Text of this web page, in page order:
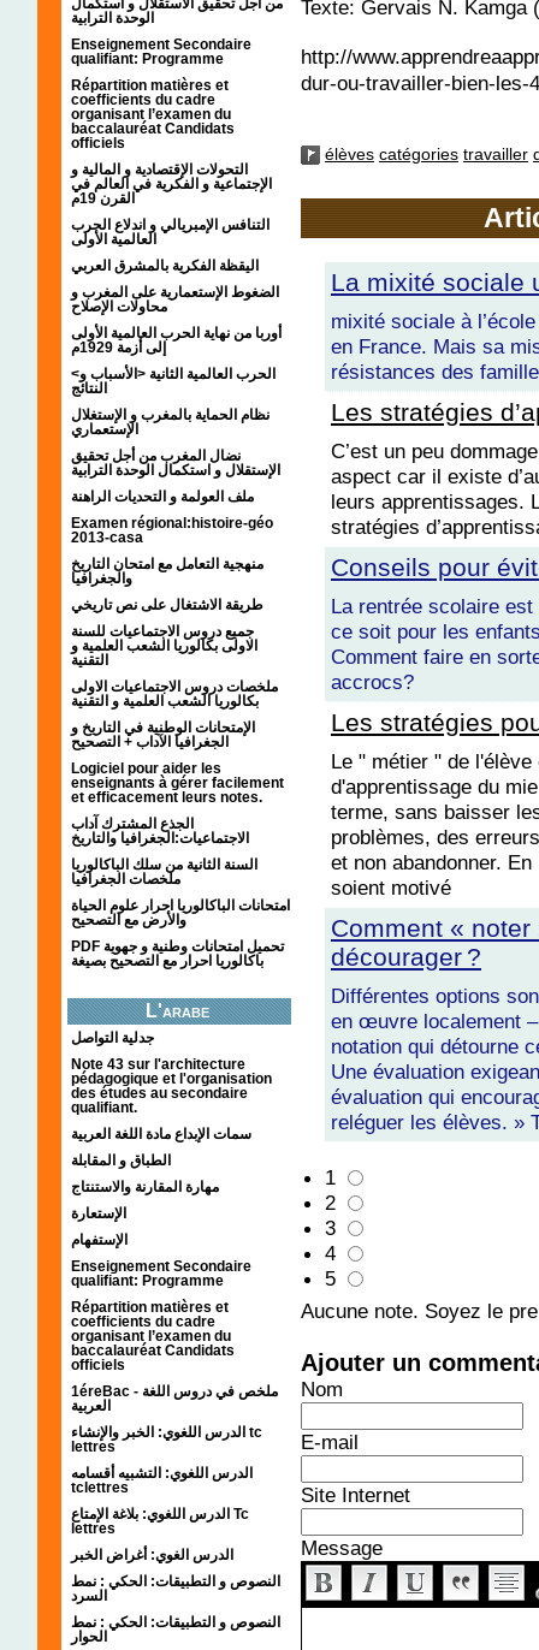
من أجل تحقيق الاستقلال و استكمال
الوحدة الترابية
Enseignement Secondaire
qualifiant: Programme
Répartition matières et
coefficients du cadre
organisant l’examen du
baccalauréat Candidats
officiels
التحولات الإقتصادية و المالية و
الإجتماعية و الفكرية في العالم في
القرن 19م
التنافس الإمبريالي و اندلاع الحرب
العالمية الأولى
اليقظة الفكرية بالمشرق العربي
الضغوط الإستعمارية على المغرب و
محاولات الإصلاح
أوربا من نهاية الحرب العالمية الأولى
إلى أزمة 1929م
<الحرب العالمية الثانية <الأسباب و
النتائج
نظام الحماية بالمغرب و الإستغلال
الإستعماري
نضال المغرب من أجل تحقيق
الإستقلال و استكمال الوحدة الترابية
ملف العولمة و التحديات الراهنة
Examen régional:histoire-géo
2013-casa
منهجية التعامل مع امتحان التاريخ
والجغرافيا
طريقة الاشتغال على نص تاريخي
جميع دروس الاجتماعيات للسنة
الاولى بكالوريا الشعب العلمية و
التقنية
ملخصات دروس الاجتماعيات الاولى
بكالوريا الشعب العلمية و التقنية
الإمتحانات الوطنية في التاريخ و
الجغرافيا الآداب + التصحيح
Logiciel pour aider les
enseignants à gérer facilement
et efficacement leurs notes.
الجذع المشترك آداب
الاجتماعيات:الجغرافيا والتاريخ
السنة الثانية من سلك الباكالوريا
ملخصات الجغرافيا
امتحانات الباكالوريا احرار علوم الحياة
والأرض مع التصحيح
PDF تحميل امتحانات وطنية و جهوية
باكالوريا احرار مع التصحيح بصيغة
L'arabe
جدلية التواصل
Note 43 sur l'architecture
pédagogique et l'organisation
des études au secondaire
qualifiant.
سمات الإبداع مادة اللغة العربية
الطباق و المقابلة
مهارة المقارنة والاستنتاج
الإستعارة
الإستفهام
Enseignement Secondaire
qualifiant: Programme
Répartition matières et
coefficients du cadre
organisant l’examen du
baccalauréat Candidats
officiels
1éreBac - ملخص في دروس اللغة
العربية
الدرس اللغوي: الخبر والإنشاء tc
lettres
الدرس اللغوي: التشبيه أقسامه
tclettres
الدرس اللغوي: بلاغة الإمتاع Tc
lettres
الدرس الغوي: أغراض الخبر
النصوص و التطبيقات: الحكي : نمط
السرد
النصوص و التطبيقات: الحكي : نمط
الحوار
Texte: Gervais N. Kamga
http://
dur-ou-travailler-bien-les-
élèves catégories travailler
La mixité sociale
mixité sociale à
en France. Mais sa
résistances des
Les stratégies
C’est un peu
aspect car il existe
leurs apprentissages.
stratégies
Conseils pour
La rentrée scolaire
ce soit pour les
Comment faire en
accrocs?
Les stratégies
Le " métier " de
d'apprentissage du
terme, sans baisser
problèmes, des
et non abandonner.
soient motivé
Comment «
décourager ?
Différentes options
en œuvre localement
notation qui détourne
Une évaluation
évaluation qui
reléguer les élèves. »
1
2
3
4
5
Aucune note. Soyez le
Ajouter un
Nom
E-mail
Site Internet
Message